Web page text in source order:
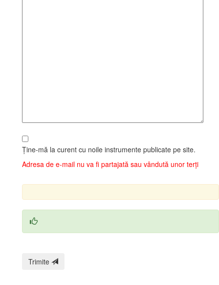
Ține‑mă la curent cu noile instrumente publicate pe site.
Adresa de e‑mail nu va fi partajată sau vândută unor terți
Trimite